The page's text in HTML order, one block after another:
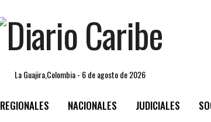
La Guajira,Colombia - 6 de agosto de 2026
REGIONALES NACIONALES JUDICIALES